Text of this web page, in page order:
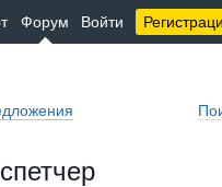
Форум Войти